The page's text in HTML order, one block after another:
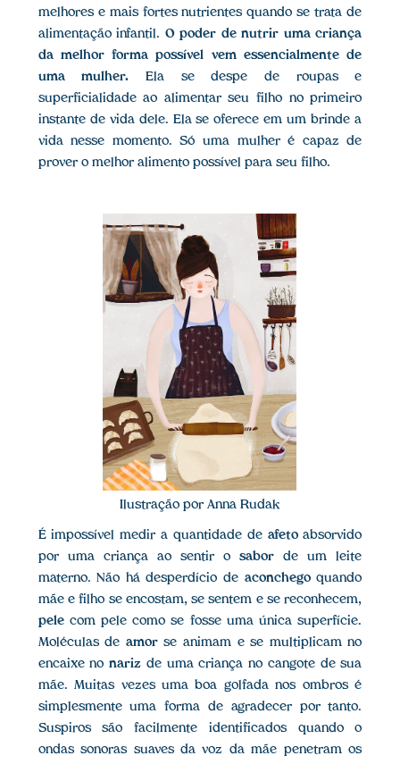
melhores e mais fortes nutrientes quando se trata de
alimentação infantil. O poder de nutrir uma criança
da melhor forma possível vem essencialmente de
uma mulher. Ela se despe de roupas e
superficialidade ao alimentar seu filho no primeiro
instante de vida dele. Ela se oferece em um brinde a
vida nesse momento. Só uma mulher é capaz de
prover o melhor alimento possível para seu filho.
Ilustração por Anna Rudak
É impossível medir a quantidade de afetoabsorvido
por uma criança ao sentir o sabor de um leite
materno. Não há desperdício de aconchegoquando
mãe e filho se encostam, se sentem e se reconhecem,
pelecom pele como se fosse uma única superfície.
Moléculas de amorse animam e se multiplicam no
encaixe nonariz de uma criança no cangote de sua
mãe. Muitas vezes uma boa golfada nos ombros é
simplesmente uma forma de agradecer por tanto.
Suspiros são facilmente identificados quando o
ondas sonoras suaves da voz da mãe penetram os